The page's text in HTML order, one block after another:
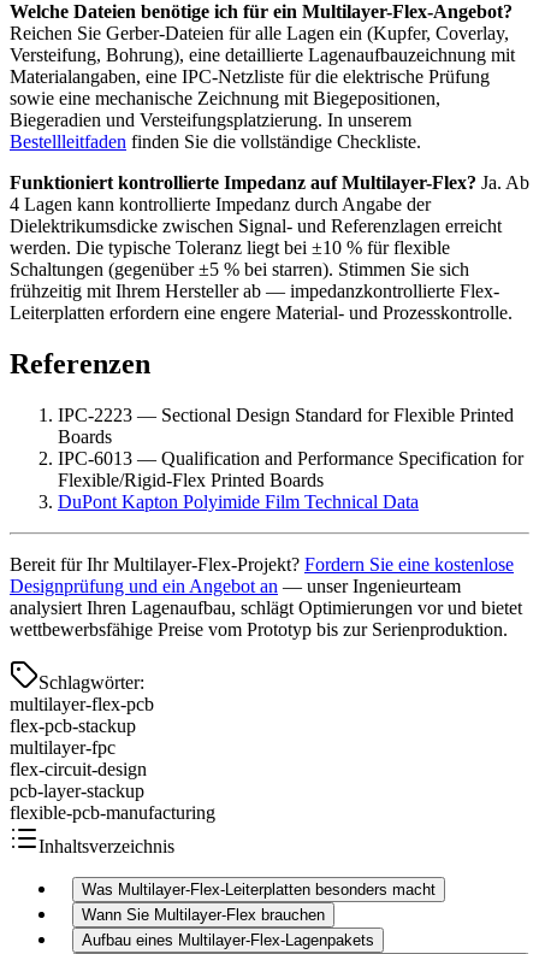
Welche Dateien benötige ich für ein Multilayer-Flex-Angebot?
Reichen Sie Gerber-Dateien für alle Lagen ein (Kupfer, Coverlay,
Versteifung, Bohrung), eine detaillierte Lagenaufbauzeichnung mit
Materialangaben, eine IPC-Netzliste für die elektrische Prüfung
sowie eine mechanische Zeichnung mit Biegepositionen,
Biegeradien und Versteifungsplatzierung. In unserem
Bestellleitfaden finden Sie die vollständige Checkliste.
Funktioniert kontrollierte Impedanz auf Multilayer-Flex? Ja. Ab
4 Lagen kann kontrollierte Impedanz durch Angabe der
Dielektrikumsdicke zwischen Signal- und Referenzlagen erreicht
werden. Die typische Toleranz liegt bei ±10 % für flexible
Schaltungen (gegenüber ±5 % bei starren). Stimmen Sie sich
frühzeitig mit Ihrem Hersteller ab — impedanzkontrollierte Flex-
Leiterplatten erfordern eine engere Material- und Prozesskontrolle.
Referenzen
IPC-2223 — Sectional Design Standard for Flexible Printed
Boards
IPC-6013 — Qualification and Performance Specification for
Flexible/Rigid-Flex Printed Boards
DuPont Kapton Polyimide Film Technical Data
Bereit für Ihr Multilayer-Flex-Projekt? Fordern Sie eine kostenlose
Designprüfung und ein Angebot an — unser Ingenieurteam
analysiert Ihren Lagenaufbau, schlägt Optimierungen vor und bietet
wettbewerbsfähige Preise vom Prototyp bis zur Serienproduktion.
Schlagwörter:
multilayer-flex-pcb
flex-pcb-stackup
multilayer-fpc
flex-circuit-design
pcb-layer-stackup
flexible-pcb-manufacturing
Inhaltsverzeichnis
Was Multilayer-Flex-Leiterplatten besonders macht
Wann Sie Multilayer-Flex brauchen
Aufbau eines Multilayer-Flex-Lagenpakets